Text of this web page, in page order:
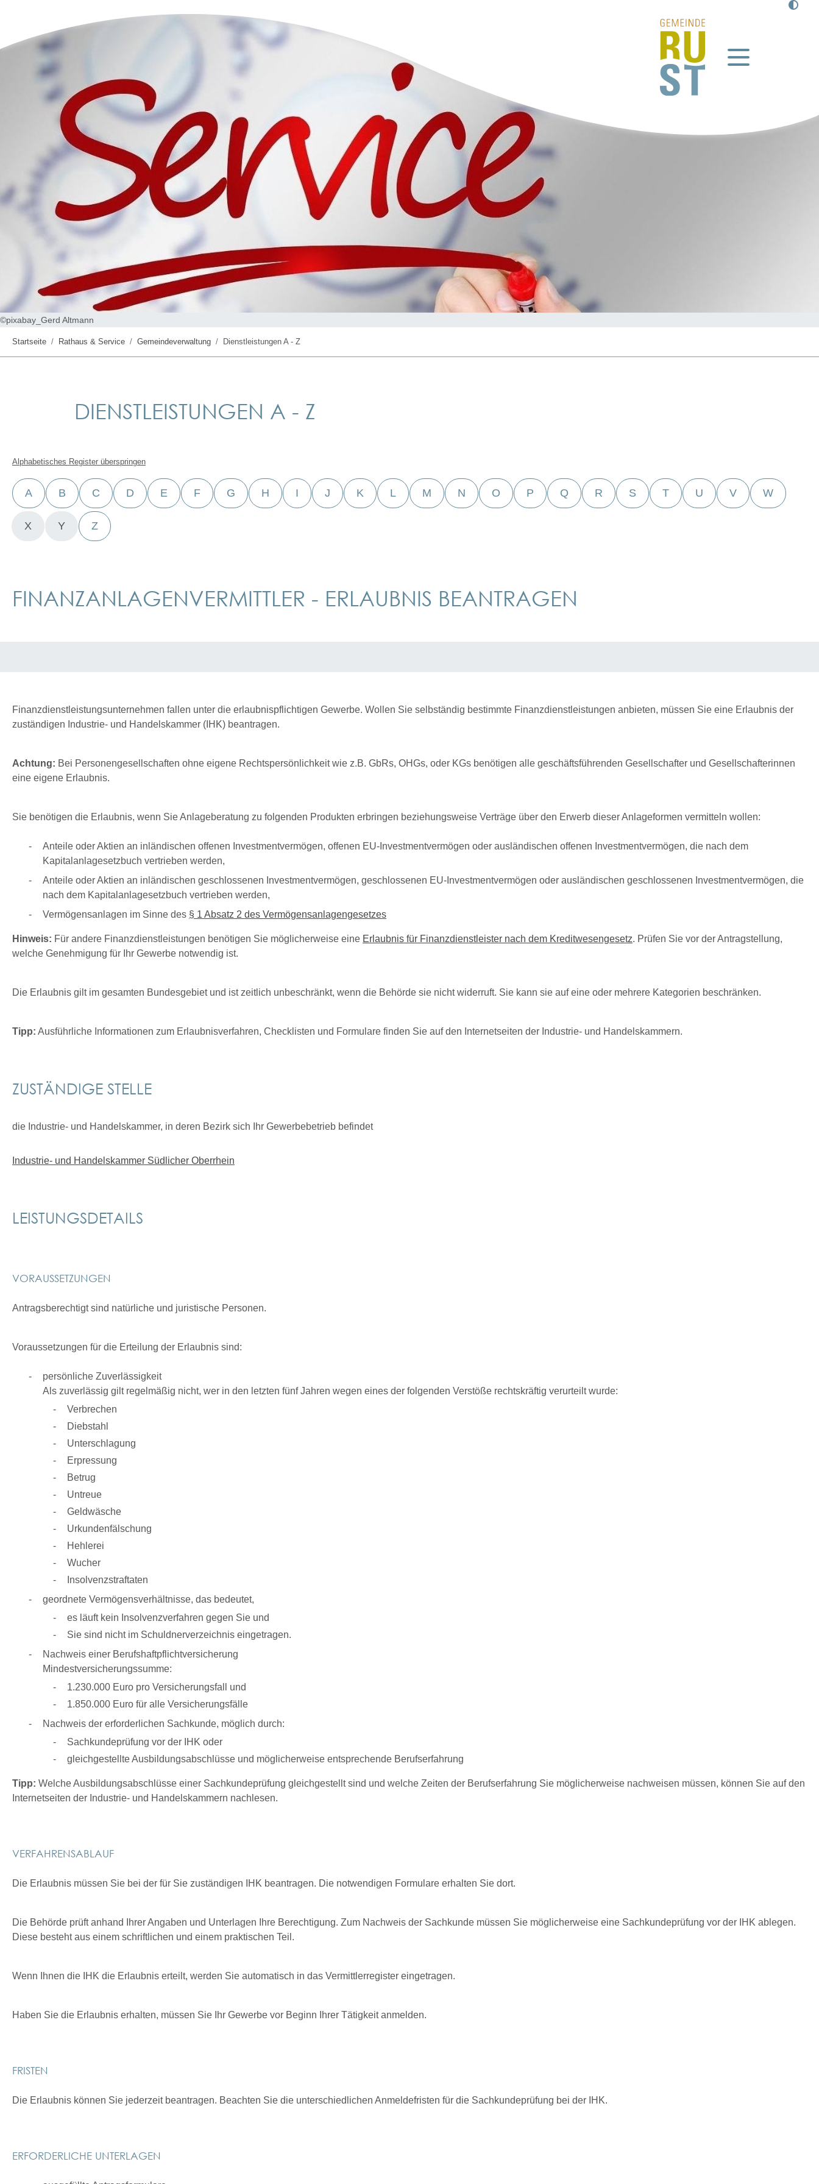
©pixabay_Gerd Altmann
Startseite Rathaus & Service Gemeindeverwaltung Dienstleistungen A - Z
DIENSTLEISTUNGEN A - Z
Alphabetisches Register überspringen
A B C D E F G H I J K L M N O P Q R S T U V W
X Y Z
FINANZANLAGENVERMITTLER - ERLAUBNIS BEANTRAGEN
Finanzdienstleistungsunternehmen fallen unter die erlaubnispflichtigen Gewerbe. Wollen Sie selbständig bestimmte Finanzdienstleistungen anbieten, müssen Sie eine Erlaubnis der
zuständigen Industrie- und Handelskammer (IHK) beantragen.
Achtung: Bei Personengesellschaften ohne eigene Rechtspersönlichkeit wie z.B. GbRs, OHGs, oder KGs benötigen alle geschäftsführenden Gesellschafter und Gesellschafterinnen
eine eigene Erlaubnis.
Sie benötigen die Erlaubnis, wenn Sie Anlageberatung zu folgenden Produkten erbringen beziehungsweise Verträge über den Erwerb dieser Anlageformen vermitteln wollen:
Anteile oder Aktien an inländischen offenen Investmentvermögen, offenen EU-Investmentvermögen oder ausländischen offenen Investmentvermögen, die nach dem
Kapitalanlagesetzbuch vertrieben werden,
Anteile oder Aktien an inländischen geschlossenen Investmentvermögen, geschlossenen EU-Investmentvermögen oder ausländischen geschlossenen Investmentvermögen, die
nach dem Kapitalanlagesetzbuch vertrieben werden,
Vermögensanlagen im Sinne des § 1 Absatz 2 des Vermögensanlagengesetzes
Hinweis: Für andere Finanzdienstleistungen benötigen Sie möglicherweise eine Erlaubnis für Finanzdienstleister nach dem Kreditwesengesetz. Prüfen Sie vor der Antragstellung,
welche Genehmigung für Ihr Gewerbe notwendig ist.
Die Erlaubnis gilt im gesamten Bundesgebiet und ist zeitlich unbeschränkt, wenn die Behörde sie nicht widerruft. Sie kann sie auf eine oder mehrere Kategorien beschränken.
Tipp: Ausführliche Informationen zum Erlaubnisverfahren, Checklisten und Formulare finden Sie auf den Internetseiten der Industrie- und Handelskammern.
ZUSTÄNDIGE STELLE
die Industrie- und Handelskammer, in deren Bezirk sich Ihr Gewerbebetrieb befindet
Industrie- und Handelskammer Südlicher Oberrhein
LEISTUNGSDETAILS
VORAUSSETZUNGEN
Antragsberechtigt sind natürliche und juristische Personen.
Voraussetzungen für die Erteilung der Erlaubnis sind:
persönliche Zuverlässigkeit
Als zuverlässig gilt regelmäßig nicht, wer in den letzten fünf Jahren wegen eines der folgenden Verstöße rechtskräftig verurteilt wurde:
Verbrechen
Diebstahl
Unterschlagung
Erpressung
Betrug
Untreue
Geldwäsche
Urkundenfälschung
Hehlerei
Wucher
Insolvenzstraftaten
geordnete Vermögensverhältnisse, das bedeutet,
es läuft kein Insolvenzverfahren gegen Sie und
Sie sind nicht im Schuldnerverzeichnis eingetragen.
Nachweis einer Berufshaftpflichtversicherung
Mindestversicherungssumme:
1.230.000 Euro pro Versicherungsfall und
1.850.000 Euro für alle Versicherungsfälle
Nachweis der erforderlichen Sachkunde, möglich durch:
Sachkundeprüfung vor der IHK oder
gleichgestellte Ausbildungsabschlüsse und möglicherweise entsprechende Berufserfahrung
Tipp: Welche Ausbildungsabschlüsse einer Sachkundeprüfung gleichgestellt sind und welche Zeiten der Berufserfahrung Sie möglicherweise nachweisen müssen, können Sie aufden
Internetseiten der I ndustrie- und Handelskammern nachlesen.
VERFAHRENSABLAUF
Die Erlaubnis müssen Sie bei der für Sie zuständigen IHK beantragen. Die notwendigen Formulare erhalten Sie dort.
Die Behörde prüft anhand Ihrer Angaben und Unterlagen Ihre Berechtigung. Zum Nachweis der Sachkunde müssen Sie möglicherweise eine Sachkundeprüfung vor der IHK ablegen.
Diese besteht aus einem schriftlichen und einem praktischen Teil.
Wenn Ihnen die IHK die Erlaubnis erteilt, werden Sie automatisch in das Vermittlerregister eingetragen.
Haben Sie die Erlaubnis erhalten, müssen Sie Ihr Gewerbe vor Beginn Ihrer Tätigkeit anmelden.
FRISTEN
Die Erlaubnis können Sie jederzeit beantragen. Beachten Sie die unterschiedlichen Anmeldefristen für die Sachkundeprüfung bei der IHK.
ERFORDERLICHE UNTERLAGEN